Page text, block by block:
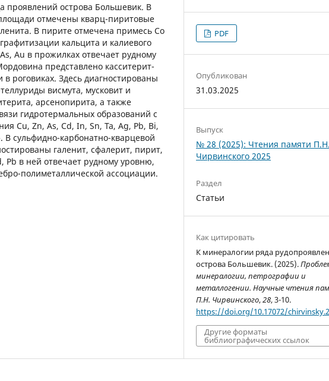
проявлений острова Большевик. В
отмечены кварц-пиритовые
В пирите отмечена примесь Co
кальцита и калиевого
Au в прожилках отвечает рудному
представлено касситерит-
роговиках. Здесь диагностированы
висмута, мусковит и
арсенопирита, а также
гидротермальных образований с
Cu, Zn, As, Cd, In, Sn, Ta, Ag, Pb, Bi,
В сульфидно-карбонатно-кварцевой
галенит, сфалерит, пирит,
Pb в ней отвечает рудному уровню,
полиметаллической ассоциации.
PDF
Опубликован
31.03.2025
Выпуск
№ 28 (2025): Чтения памяти П.Н.
Чирвинского 2025
Раздел
Статьи
Как цитировать
К минералогии ряда
острова Большевик. (2025).
минералогии, петрографии и
металлогении. Научные чтения
П.Н. Чирвинского,28, 3-10.
https://doi.org/10.17072/
Другие форматы
библиографических ссылок